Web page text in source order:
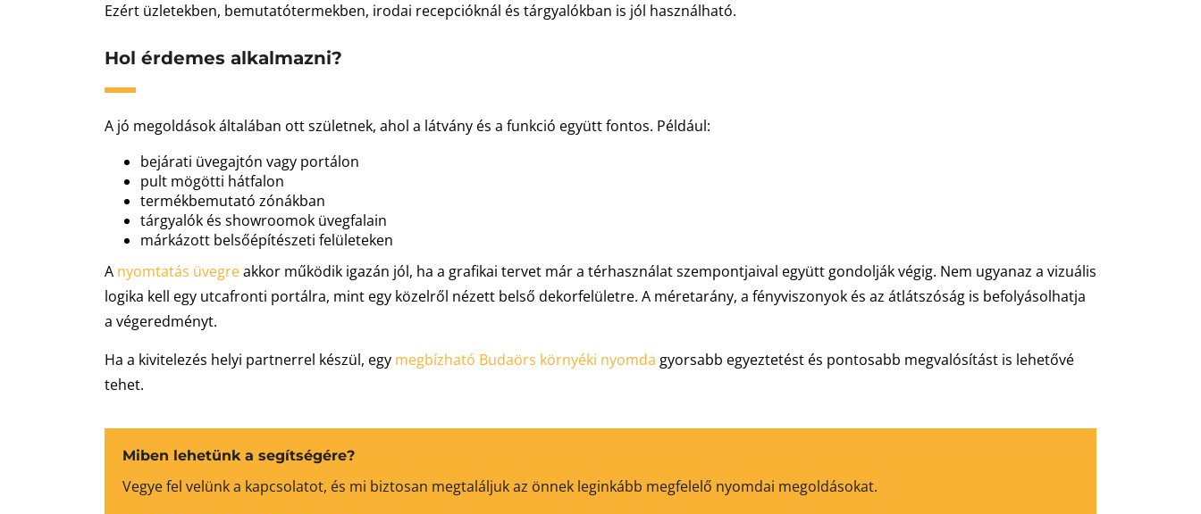
Ezért üzletekben, bemutatótermekben, irodai recepcióknál és tárgyalókban is jól használható.
Hol érdemes alkalmazni?
A jó megoldások általában ott születnek, ahol a látvány és a funkció együtt fontos. Például:
bejárati üvegajtón vagy portálon
pult mögötti hátfalon
termékbemutató zónákban
tárgyalók és showroomok üvegfalain
márkázott belsőépítészeti felületeken
A nyomtatás üvegreakkor működik igazán jól, ha a grafikai tervet már a térhasználat szempontjaival együtt gondolják végig. Nem ugyanaz a vizuális
logika kell egy utcafronti portálra, mint egy közelről nézett belső dekorfelületre. A méretarány, a fényviszonyok és az átlátszóság is befolyásolhatja
a végeredményt.
Ha a kivitelezés helyi partnerrel készül, egy megbízható Budaörs környéki nyomda gyorsabb egyeztetést és pontosabb megvalósítást is lehetővé
tehet.
Miben lehetünk a segítségére?
Vegye fel velünk a kapcsolatot, és mi biztosan megtaláljuk az önnek leginkább megfelelő nyomdai megoldásokat.